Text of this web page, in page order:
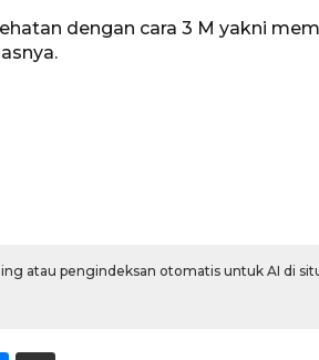
dengan cara 3 M yakni
atau pengindeksan otomatis untuk AI di